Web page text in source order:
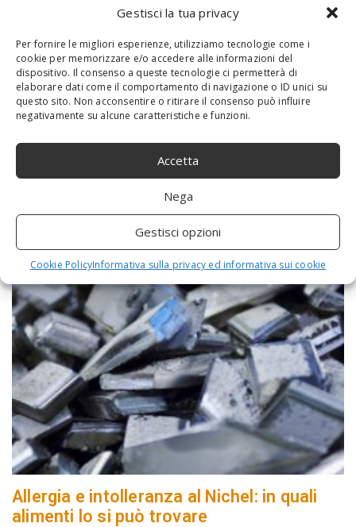
Gestisci la tua privacy
Per fornire le migliori esperienze, utilizziamo tecnologie come i
cookie per memorizzare e/o accedere alle informazioni del
dispositivo. Il consenso a queste tecnologie ci permetterà di
elaborare dati come il comportamento di navigazione o ID unici su
questo sito. Non acconsentire o ritirare il consenso può influire
negativamente su alcune caratteristiche e funzioni.
Accetta
Nega
Gestisci opzioni
Cookie PolicyInformativa sulla privacy ed informativa sui cookie
Allergia alle graminacee e pollini: sintomi,
cause ed alimentazione
16 Ottobre 2018
Le graminacee fanno parte della vasta famiglia di circa 9000
specie vegetali, ordinate in circa 635 generi, di grande
importanza economica ed ecologica. Tutti i cereali coltivati nel
mondo appartengono...
Allergia e intolleranza al Nichel: in quali
alimenti lo si può trovare